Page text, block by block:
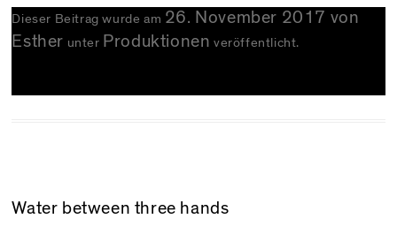
Dieser Beitrag wurde am 26. November 2017 von
Esther unter Produktionen veröffentlicht.
Water between three hands